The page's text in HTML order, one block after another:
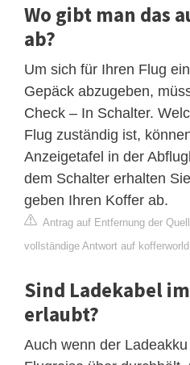
Wo gibt man das
ab?
Um sich für Ihren Flug
Gepäck abzugeben,
Check – In Schalter.
Flug zuständig ist,
Anzeigetafel in der
dem Schalter erhalten
geben Ihren Koffer ab.
Antrag auf Entfernung der
vollständige Antwort auf
Sind Ladekabel
erlaubt?
Auch wenn der